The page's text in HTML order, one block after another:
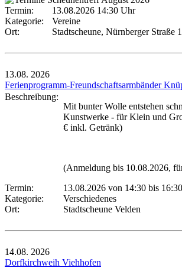
Termin:
13.08.2026 14:30 Uhr
Kategorie:
Vereine
Ort:
Stadtscheune, Nürnberger Straße
13.08. 2026
Ferienprogramm-Freundschaftsarmbänder
Beschreibung:
Mit bunter Wolle entstehen
Kunstwerke - für Klein und
€ inkl. Getränk)
(Anmeldung bis 10.08.2026,
Termin:
13.08.2026 von 14:30 bis
Kategorie:
Verschiedenes
Ort:
Stadtscheune Velden
14.08. 2026
Dorfkirchweih Viehhofen